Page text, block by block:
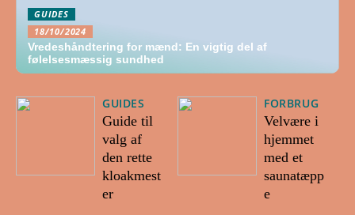
GUIDES
18/10/2024
Vredeshåndtering for mænd: En vigtig del af
følelsesmæssig sundhed
GUIDES
Guide til
valg af
den rette
kloakmest
er
FORBRUG
Velvære i
hjemmet
med et
saunatæpp
e